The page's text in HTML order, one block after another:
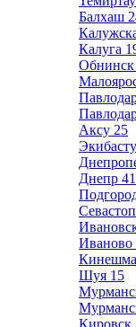
Балхаш
Калуга
Обнинск
Аксу 25
Днепр
Иваново
Кинешма
Шуя 15
Кировск